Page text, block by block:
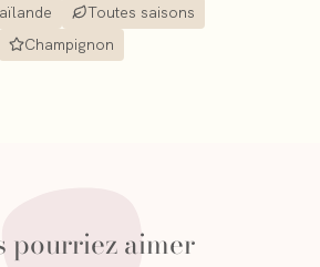
Toutes saisons
Champignon
pourriez aimer